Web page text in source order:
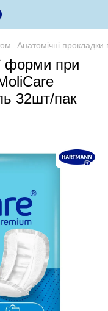
Анатомічні
форми при
32шт/пак